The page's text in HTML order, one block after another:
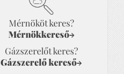
Mérnököt keres?
Mérnökkereső→
Gázszerelőt keres?
Gázszerelő kereső→